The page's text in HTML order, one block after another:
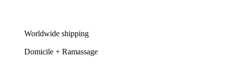
Worldwide shipping
Domicile + Ramassage